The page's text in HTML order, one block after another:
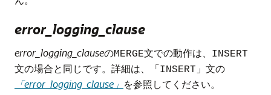
error_logging_clause
error_logging_clauseのMERGE文での動作は、 INSERT
文の場合と同じです。詳細は、「INSERT 」文の
「error_logging_clause」 を参照してください。